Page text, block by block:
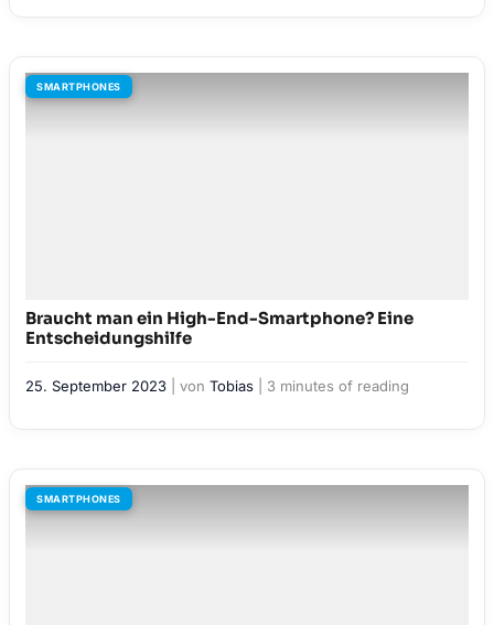
Braucht man ein High-End-Smartphone? Eine
Entscheidungshilfe
25. September 2023 | von Tobias 3 minutes of reading
SMARTPHONES
SMARTPHONES